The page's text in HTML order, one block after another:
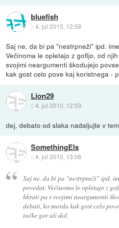
bluefish
::4. jul 2010, 12:58
Saj ne, da bi pa "nestrpneži" ipd.
Večinoma le opletajo z gofljo, od
svojimi neargumenti škodujejo
kak gost celo pove kaj koristnega -
Lion29
::4. jul 2010, 12:59
dej, debato od slaka nadaljujte v
SomethingEls
::4. jul 2010, 13:06
Saj ne, da bi pa "nestrpneži" ipd.
povedat. Večinoma le opletajo z
hkrati pa s svojimi neargumenti
debati, ko morda kak gost celo
točke gor ali dol.